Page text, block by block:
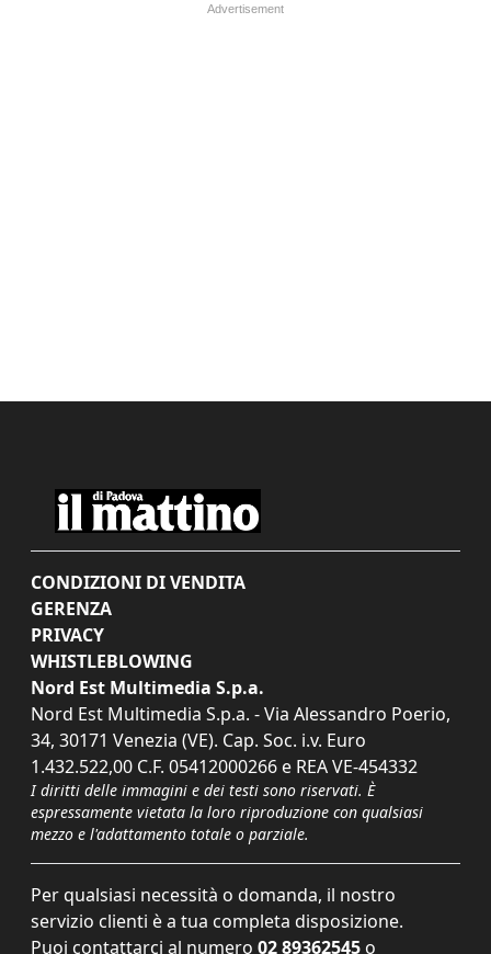
CONDIZIONI DI VENDITA
GERENZA
PRIVACY
WHISTLEBLOWING
Nord Est Multimedia S.p.a.
Nord Est Multimedia S.p.a. - Via Alessandro Poerio,
34, 30171 Venezia (VE). Cap. Soc. i.v. Euro
1.432.522,00 C.F. 05412000266 e REA VE-454332
I diritti delle immagini e dei testi sono riservati. È
espressamente vietata la loro riproduzione con qualsiasi
mezzo e l'adattamento totale o parziale.
Per qualsiasi necessità o domanda, il nostro
servizio clienti è a tua completa disposizione.
Puoi contattarci al numero 02 89362545 o